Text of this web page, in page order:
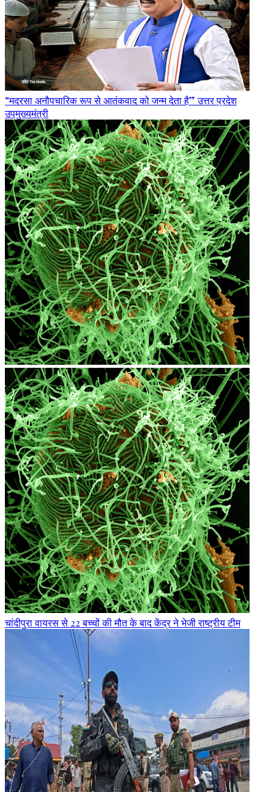
“मदरसा अनौपचारिक रूप से आतंकवाद को जन्म देता है” उत्तर प्रदेश
उपमुख्यमंत्री
चांदीपुरा वायरस से 22 बच्चों की मौत के बाद केंद्र ने भेजी राष्ट्रीय टीम